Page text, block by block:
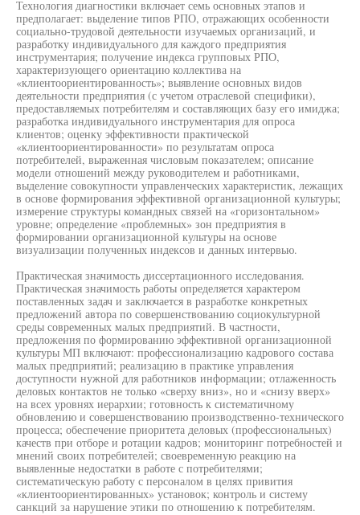
Технология диагностики включает семь основных этапов и
предполагает: выделение типов РПО, отражающих особенности
социально-трудовой деятельности изучаемых организаций, и
разработку индивидуального для каждого предприятия
инструментария; получение индекса групповых РПО,
характеризующего ориентацию коллектива на
«клиентоориентированность»; выявление основных видов
деятельности предприятия (с учетом отраслевой специфики),
предоставляемых потребителям и составляющих базу его имиджа;
разработка индивидуального инструментария для опроса
клиентов; оценку эффективности практической
«клиентоориентированности» по результатам опроса
потребителей, выраженная числовым показателем; описание
модели отношений между руководителем и работниками,
выделение совокупности управленческих характеристик, лежащих
в основе формирования эффективной организационной культуры;
измерение структуры командных связей на «горизонтальном»
уровне; определение «проблемных» зон предприятия в
формировании организационной культуры на основе
визуализации полученных индексов и данных интервью.
Практическая значимость диссертационного исследования.
Практическая значимость работы определяется характером
поставленных задач и заключается в разработке конкретных
предложений автора по совершенствованию социокультурной
среды современных малых предприятий. В частности,
предложения по формированию эффективной организационной
культуры МП включают: профессионализацию кадрового состава
малых предприятий; реализацию в практике управления
доступности нужной для работников информации; отлаженность
деловых контактов не только «сверху вниз», но и «снизу вверх»
на всех уровнях иерархии; готовность к систематичному
обновлению и совершенствованию производственно-технического
процесса; обеспечение приоритета деловых (профессиональных)
качеств при отборе и ротации кадров; мониторинг потребностей и
мнений своих потребителей; своевременную реакцию на
выявленные недостатки в работе с потребителями;
систематическую работу с персоналом в целях привития
«клиентоориентированных» установок; контроль и систему
санкций за нарушение этики по отношению к потребителям.